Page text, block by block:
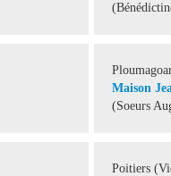
Maison
(Soeurs
Poitiers